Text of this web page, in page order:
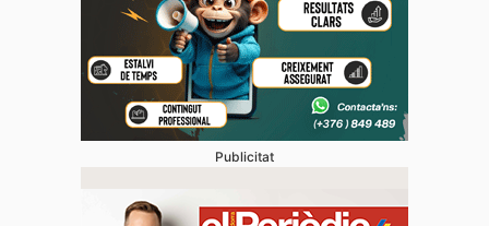
Publicitat